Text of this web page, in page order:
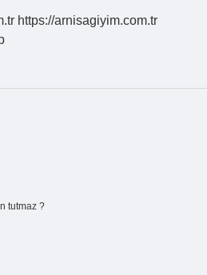
https://arnisagiyim.com.tr
tutmaz ?